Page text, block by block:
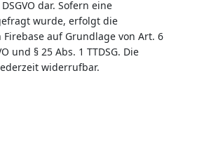
dar. Sofern eine
wurde, erfolgt die
auf Grundlage von Art. 6
und § 25 Abs. 1 TTDSG. Die
widerrufbar.